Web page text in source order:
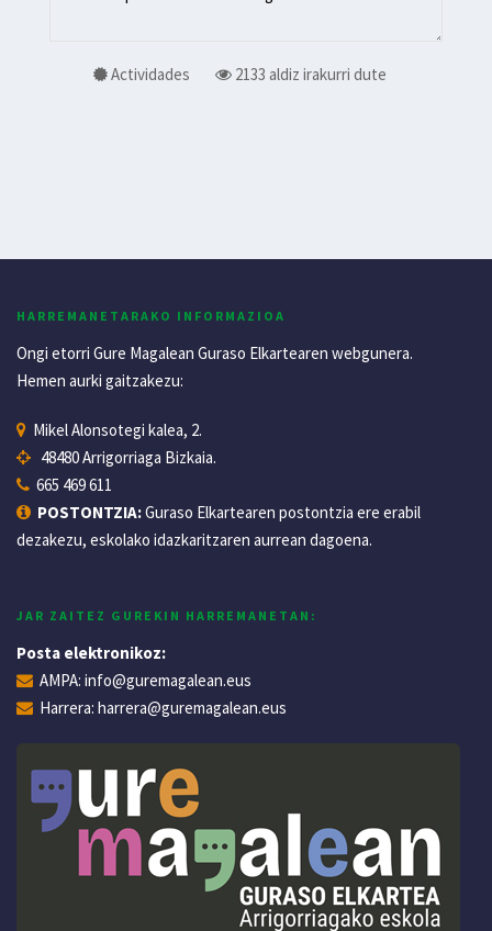
Actividades 2133 aldiz irakurri dute
HARREMANETARAKO INFORMAZIOA
Ongi etorri Gure Magalean Guraso Elkartearen webgunera.
Hemen aurki gaitzakezu:
Mikel Alonsotegi kalea, 2.
48480 Arrigorriaga Bizkaia.
665 469 611
POSTONTZIA:Guraso Elkartearen postontzia ere erabil
dezakezu, eskolako idazkaritzaren aurrean dagoena.
JAR ZAITEZ GUREKIN HARREMANETAN:
Posta elektronikoz:
AMPA: info@guremagalean.eus
Harrera: harrera@guremagalean.eus